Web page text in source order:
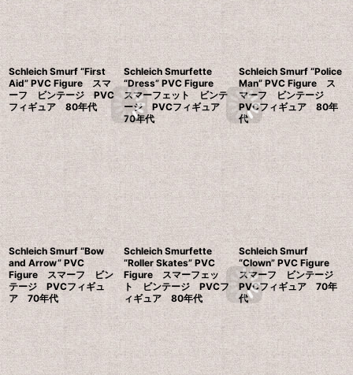
Schleich Smurf “First
Aid” PVC Figure スマ
ーフ ビンテージ PVC
フィギュア 80年代
Schleich Smurfette
“Dress” PVC Figure
スマーフェット ビンテ
ージ PVCフィギュア
70年代
Schleich Smurf “Police
Man” PVC Figure ス
マーフ ビンテージ
PVCフィギュア 80年
代
Schleich Smurf “Bow
and Arrow” PVC
Figure スマーフ ビン
テージ PVCフィギュ
ア 70年代
Schleich Smurfette
“Roller Skates” PVC
Figure スマーフェッ
ト ビンテージ PVCフ
ィギュア 80年代
Schleich Smurf
“Clown” PVC Figure
スマーフ ビンテージ
PVCフィギュア 70年
代